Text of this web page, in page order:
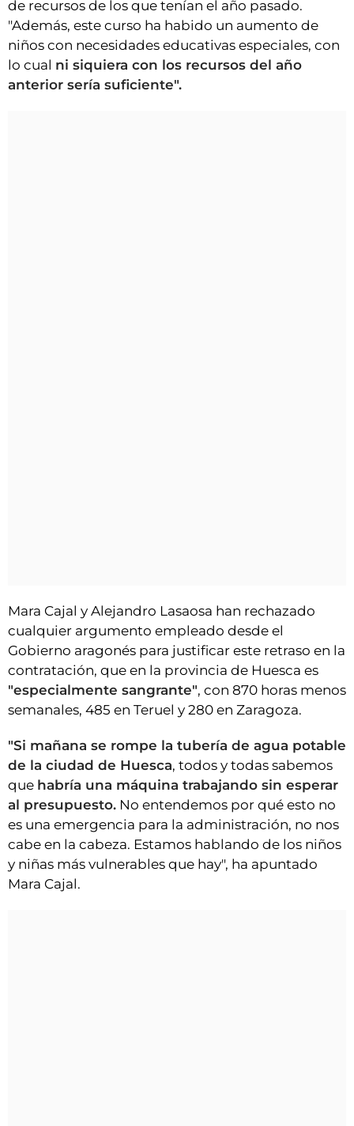
de recursos de los que tenían el año pasado.
"Además, este curso ha habido un aumento de
niños con necesidades educativas especiales, con
lo cual ni siquiera con los recursos del año
anterior sería suficiente".
Mara Cajal y Alejandro Lasaosa han rechazado
cualquier argumento empleado desde el
Gobierno aragonés para justificar este retraso en la
contratación, que en la provincia de Huesca es
"especialmente sangrante", con 870 horas menos
semanales, 485 en Teruel y 280 en Zaragoza.
"Si mañana se rompe la tubería de agua potable
de la ciudad de Huesca, todos y todas sabemos
que habría una máquina trabajando sin esperar
al presupuesto. No entendemos por qué esto no
es una emergencia para la administración, no nos
cabe en la cabeza. Estamos hablando de los niños
y niñas más vulnerables que hay", ha apuntado
Mara Cajal.